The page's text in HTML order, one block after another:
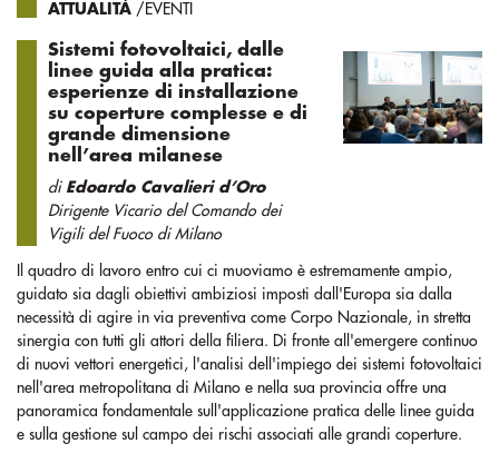
ATTUALITÀ /EVENTI
Sistemi fotovoltaici, dalle
linee guida alla pratica:
esperienze di installazione
su coperture complesse e di
grande dimensione
nell’area milanese
di Edoardo Cavalieri d’Oro
Dirigente Vicario del Comando dei
Vigili del Fuoco di Milano
Il quadro di lavoro entro cui ci muoviamo è estremamente ampio,
guidato sia dagli obiettivi ambiziosi imposti dall'Europa sia dalla
necessità di agire in via preventiva come Corpo Nazionale, in stretta
sinergia con tutti gli attori della filiera. Di fronte all'emergere continuo
di nuovi vettori energetici, l'analisi dell'impiego dei sistemi fotovoltaici
nell'area metropolitana di Milano e nella sua provincia offre una
panoramica fondamentale sull'applicazione pratica delle linee guida
e sulla gestione sul campo dei rischi associati alle grandi coperture.